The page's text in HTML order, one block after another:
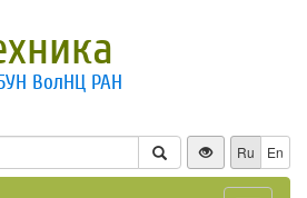
ВолНЦ РАН
Ru En